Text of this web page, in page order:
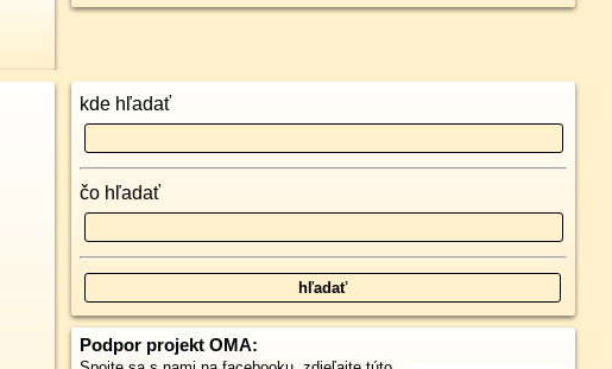
kde hľadať
čo hľadať
Podpor projekt OMA: